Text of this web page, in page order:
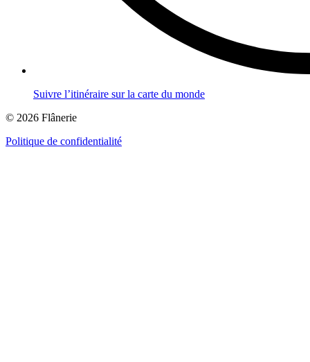
Suivre l’itinéraire sur la carte du monde
© 2026 Flânerie
Politique de confidentialité